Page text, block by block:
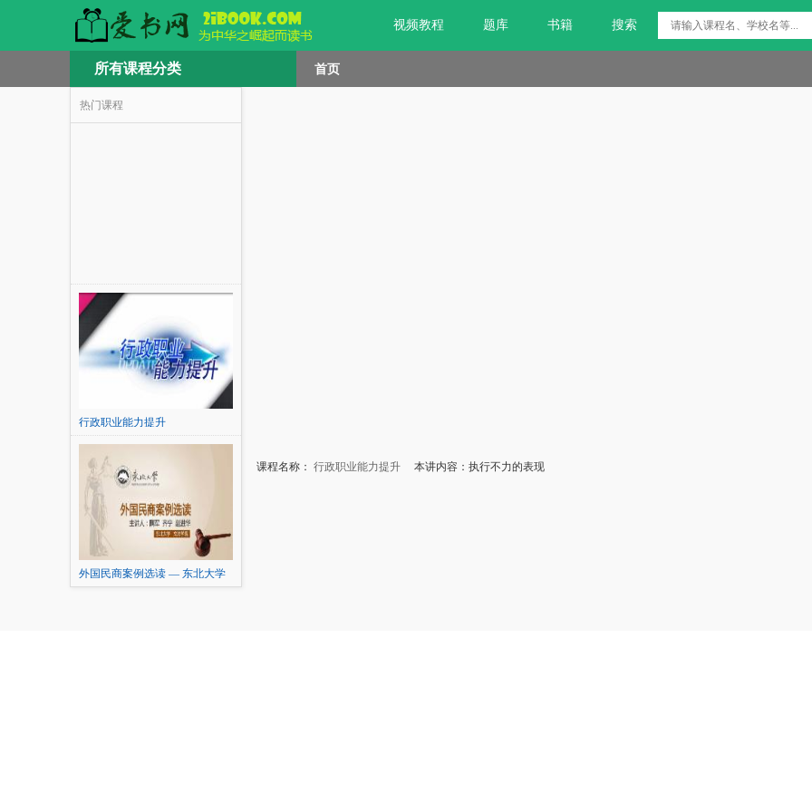
视频教程 题库 书籍 搜索
所有课程分类 首页
热门课程
行政职业能力提升
外国民商案例选读 — 东北大学
课程名称： 行政职业能力提升 本讲内容：执行不力的表现